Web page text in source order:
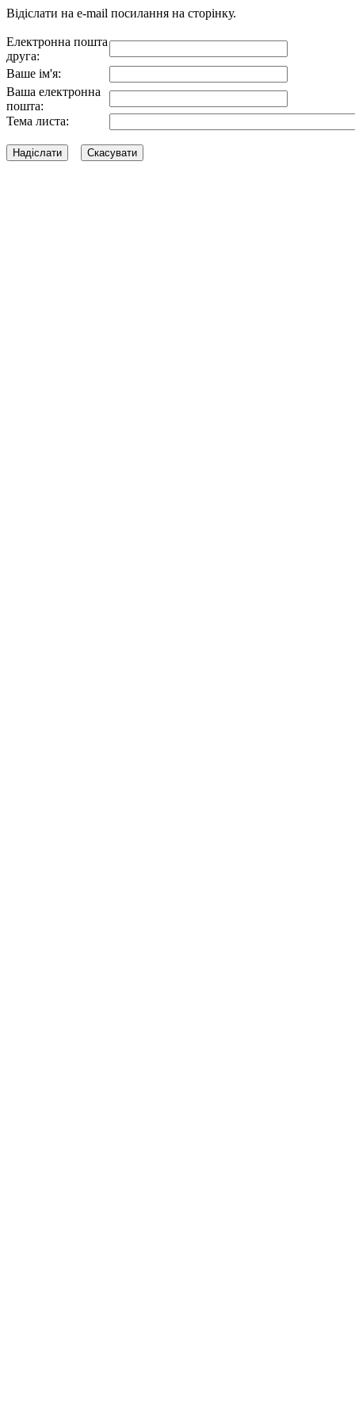
Відіслати на e-mail посилання на сторінку.
Електронна пошта
друга:
Ваше ім'я:
Ваша електронна
пошта:
Тема листа: